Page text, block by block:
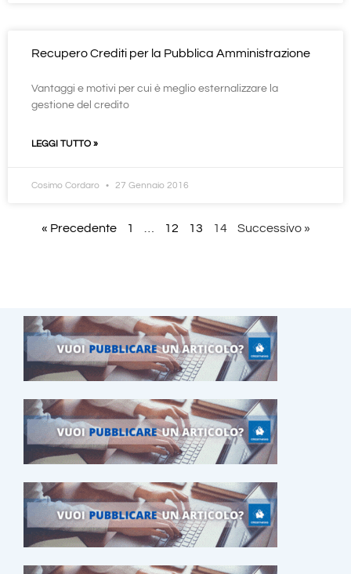
Recupero Crediti per la Pubblica Amministrazione
Vantaggi e motivi per cui è meglio esternalizzare la
gestione del credito
LEGGI TUTTO »
Cosimo Cordaro 27 Gennaio 2016
« Precedente 1 12 13 14 Successivo »